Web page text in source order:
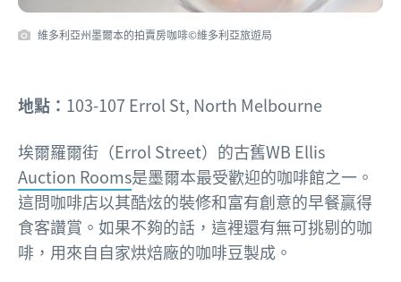
維多利亞州墨爾本的拍賣房咖啡©維多利亞旅遊局
地點： 103-107 Errol St, North Melbourne
埃爾羅爾街（Errol Street）的古舊WB Ellis
Auction Rooms是墨爾本最受歡迎的咖啡館之一。
這問咖啡店以其酷炫的裝修和富有創意的早餐贏得
食客讚賞。如果不夠的話，這裡還有無可挑剔的咖
啡，用來自自家烘焙廠的咖啡豆製成。